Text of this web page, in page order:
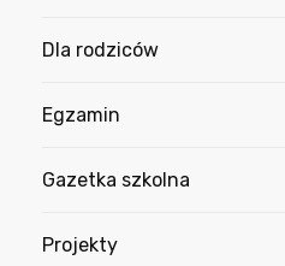
Dla rodziców
Egzamin
Gazetka szkolna
Projekty